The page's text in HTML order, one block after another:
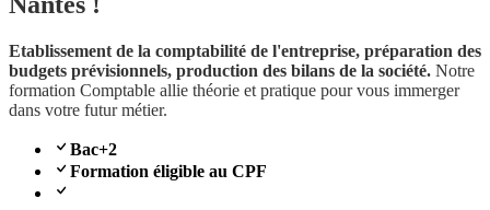
Etablissement de la comptabilité de l'entreprise, préparation des
budgets prévisionnels, production des bilans de la société. Notre
formation Comptable allie théorie et pratique pour vous immerger
dans votre futur métier.
Bac+2
Formation éligible au CPF